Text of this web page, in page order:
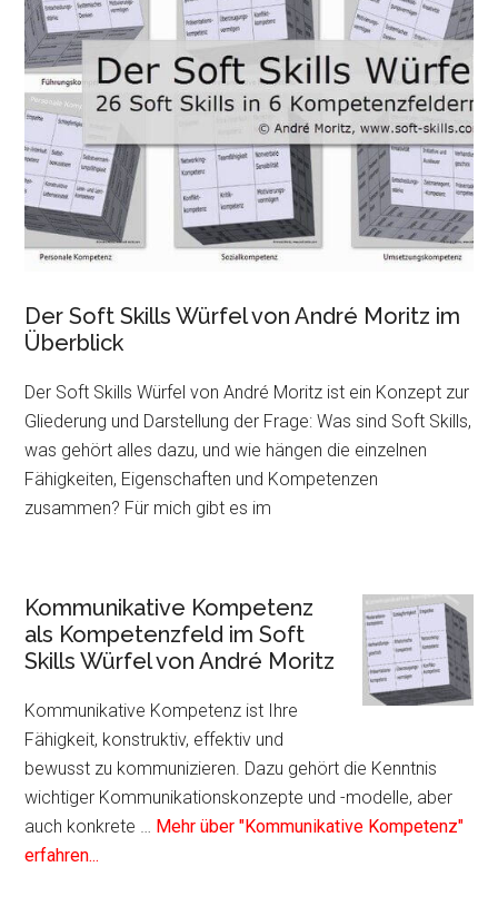
Der Soft Skills Würfel von André Moritz im
Überblick
Der Soft Skills Würfel von André Moritz ist ein Konzept zur
Gliederung und Darstellung der Frage: Was sind Soft Skills,
was gehört alles dazu, und wie hängen die einzelnen
Fähigkeiten, Eigenschaften und Kompetenzen
zusammen? Für mich gibt es im
Kommunikative Kompetenz
als Kompetenzfeld im Soft
Skills Würfel von André Moritz
Kommunikative Kompetenz ist Ihre
Fähigkeit, konstruktiv, effektiv und
bewusst zu kommunizieren. Dazu gehört die Kenntnis
wichtiger Kommunikationskonzepte und -modelle, aber
auch konkrete … Mehr über "Kommunikative Kompetenz"
erfahren...